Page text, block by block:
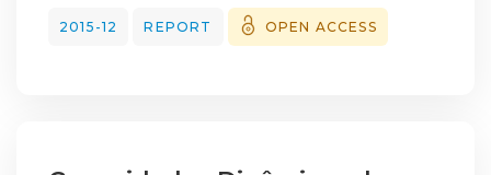
acordado na distribuição de uma parte
destas pessoas em clara necessidade de
2015-12 REPORT OPEN ACCESS